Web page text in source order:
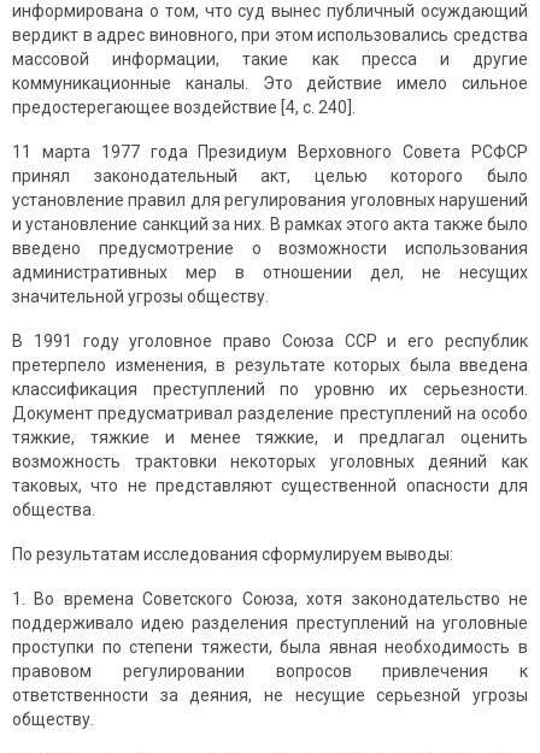
информирована о том, что суд вынес публичный осуждающий
вердикт в адрес виновного, при этом использовались средства
массовой информации, такие как пресса и другие
коммуникационные каналы. Это действие имело сильное
предостерегающее воздействие [4, с. 240].
11 марта 1977 года Президиум Верховного Совета РСФСР
принял законодательный акт, целью которого было
установление правил для регулирования уголовных нарушений
и установление санкций за них. В рамках этого акта также было
введено предусмотрение о возможности использования
административных мер в отношении дел, не несущих
значительной угрозы обществу.
В 1991 году уголовное право Союза ССР и его республик
претерпело изменения, в результате которых была введена
классификация преступлений по уровню их серьезности.
Документ предусматривал разделение преступлений на особо
тяжкие, тяжкие и менее тяжкие, и предлагал оценить
возможность трактовки некоторых уголовных деяний как
таковых, что не представляют существенной опасности для
общества.
По результатам исследования сформулируем выводы:
1. Во времена Советского Союза, хотя законодательство не
поддерживало идею разделения преступлений на уголовные
проступки по степени тяжести, была явная необходимость в
правовом регулировании вопросов привлечения к
ответственности за деяния, не несущие серьезной угрозы
обществу.